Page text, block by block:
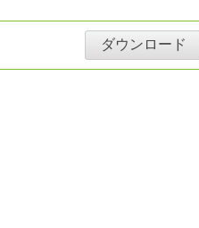
ダウンロード